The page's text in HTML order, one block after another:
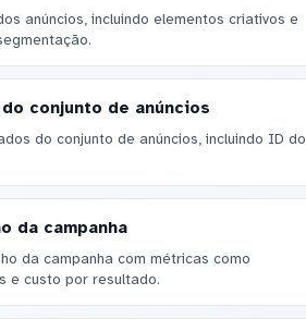
anúncios, incluindo elementos criativos e
conjunto de anúncios
do conjunto de anúncios, incluindo ID do
da campanha
da campanha com métricas como
e custo por resultado.